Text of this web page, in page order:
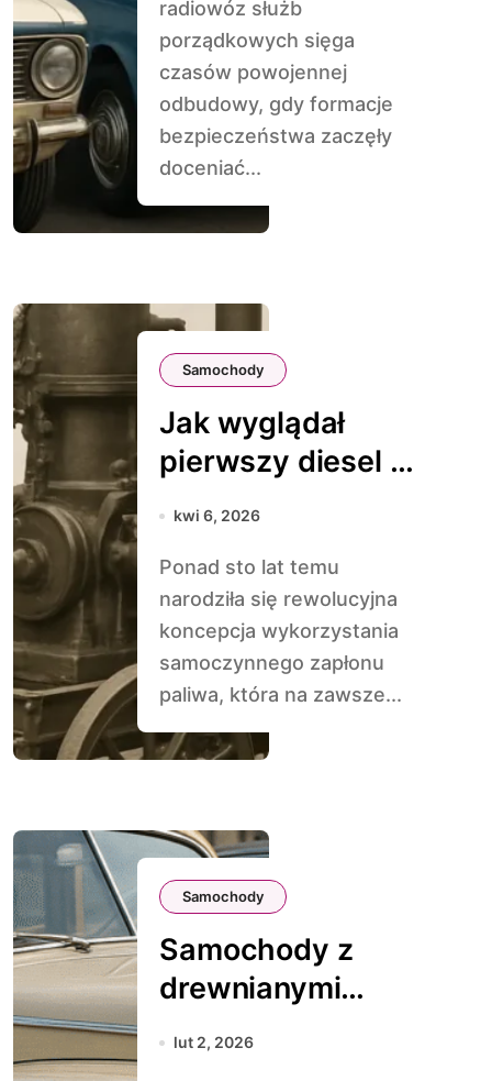
radiowóz służb
porządkowych sięga
czasów powojennej
odbudowy, gdy formacje
bezpieczeństwa zaczęły
doceniać...
Samochody
Jak wyglądał
pierwszy diesel w
historii
kwi 6, 2026
Ponad sto lat temu
narodziła się rewolucyjna
koncepcja wykorzystania
samoczynnego zapłonu
paliwa, która na zawsze...
Samochody
Samochody z
drewnianymi
elementami
lut 2, 2026